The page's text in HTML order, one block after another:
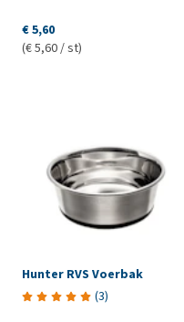
€ 5,60
(€ 5,60 / st)
Hunter RVS Voerbak
(3)